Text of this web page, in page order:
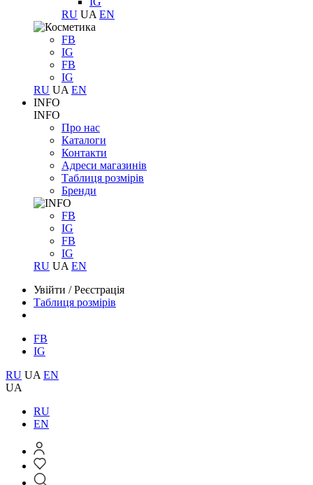
RU UA EN
FB
IG
FB
IG
RU UA EN
INFO
INFO
Про нас
Каталоги
Контакти
Адреси магазинів
Таблиця розмірів
Бренди
FB
IG
FB
IG
RU UA EN
Увійти /Реєстрація
Таблиця розмірів
FB
IG
RU UA EN
UA
RU
EN